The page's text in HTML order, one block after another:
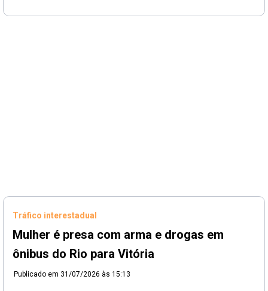
Tráfico interestadual
Mulher é presa com arma e drogas em
ônibus do Rio para Vitória
Publicado em 31/07/2026 às 15:13